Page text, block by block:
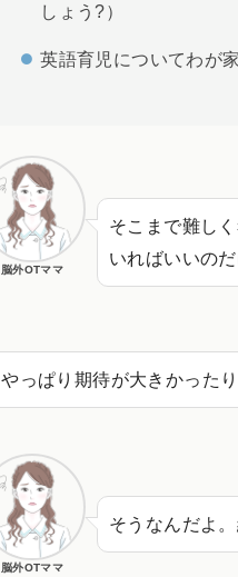
しょう?）
英語育児についてわが
脳外OTママ
そこまで難し
いればいいの
やっぱり期待が大きかった
脳外OTママ
そうなんだよ